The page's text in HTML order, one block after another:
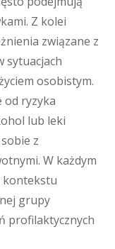
Z kolei
związane z
sytuacjach
osobistym.
od ryzyka
lub leki
z
W każdym
kontekstu
grupy
profilaktycznych